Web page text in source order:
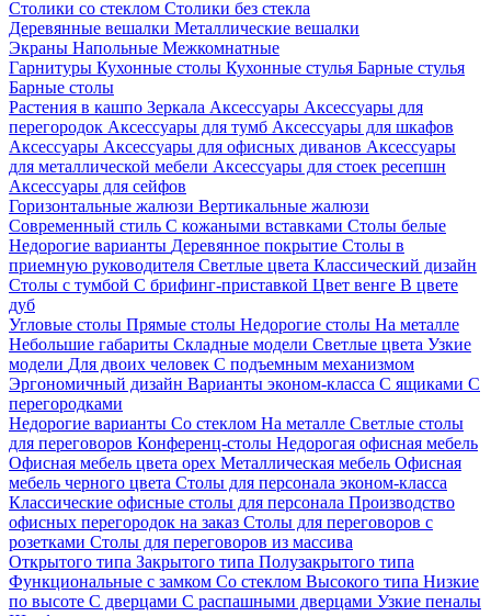
Столики со стеклом Столики без стекла
Деревянные вешалки Металлические вешалки
Экраны Напольные Межкомнатные
Гарнитуры Кухонные столы Кухонные стулья Барные стулья
Барные столы
Растения в кашпо Зеркала Аксессуары Аксессуары для
перегородок Аксессуары для тумб Аксессуары для шкафов
Аксессуары Аксессуары для офисных диванов Аксессуары
для металлической мебели Аксессуары для стоек ресепшн
Аксессуары для сейфов
Горизонтальные жалюзи Вертикальные жалюзи
Современный стиль С кожаными вставками Столы белые
Недорогие варианты Деревянное покрытие Столы в
приемную руководителя Светлые цвета Классический дизайн
Столы с тумбой С брифинг-приставкой Цвет венге В цвете
дуб
Угловые столы Прямые столы Недорогие столы На металле
Небольшие габариты Складные модели Светлые цвета Узкие
модели Для двоих человек С подъемным механизмом
Эргономичный дизайн Варианты эконом-класса С ящиками С
перегородками
Недорогие варианты Со стеклом На металле Светлые столы
для переговоров Конференц-столы Недорогая офисная мебель
Офисная мебель цвета орех Металлическая мебель Офисная
мебель черного цвета Столы для персонала эконом-класса
Классические офисные столы для персонала Производство
офисных перегородок на заказ Столы для переговоров с
розетками Столы для переговоров из массива
Открытого типа Закрытого типа Полузакрытого типа
Функциональные с замком Со стеклом Высокого типа Низкие
по высоте С дверцами С распашными дверцами Узкие пеналы